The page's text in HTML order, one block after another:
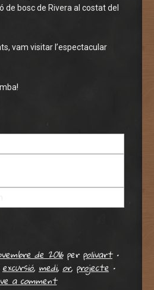
de bosc de Rivera al costat del
vam visitar l’espectacular
de 2016per polivart •
excursió, medi, or, projecte •
a comment